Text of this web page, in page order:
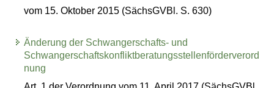
vom 15. Oktober 2015 (SächsGVBl. S. 630)
Änderung der Schwangerschafts- und
Schwangerschaftskonfliktberatungsstellenförderverord
nung